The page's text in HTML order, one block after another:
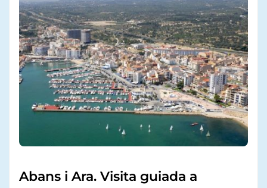
Abans i Ara. Visita guiada a